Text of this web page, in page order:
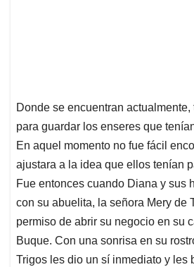
Donde se encuentran
para guardar los enseres que
En aquel momento no fue fácil
ajustara a la idea que ellos tenían
Fue entonces cuando Diana y sus
con su abuelita, la señora Mery de
permiso de abrir su negocio en su
Buque. Con una sonrisa en su
Trigos les dio un sí inmediato y les